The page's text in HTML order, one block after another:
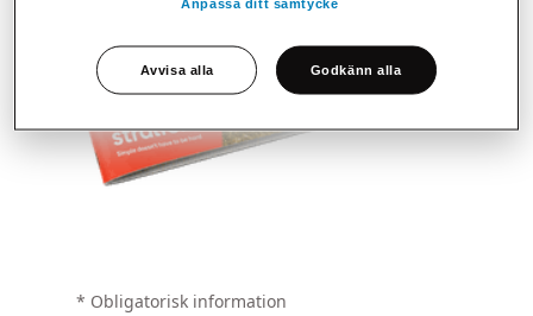
‌* Obligatorisk information
Avvisa alla Godkänn alla